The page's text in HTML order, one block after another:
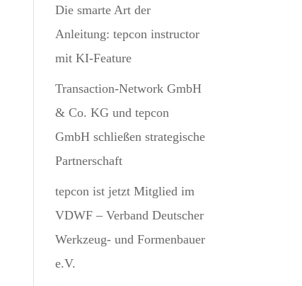
Die smarte Art der
Anleitung: tepcon instructor
mit KI-Feature
Transaction-Network GmbH
& Co. KG und tepcon
GmbH schließen strategische
Partnerschaft
tepcon ist jetzt Mitglied im
VDWF – Verband Deutscher
Werkzeug- und Formenbauer
e.V.